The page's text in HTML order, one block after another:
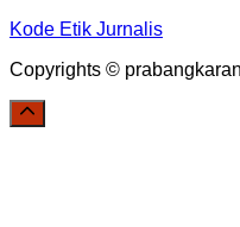
Kode Etik Jurnalis
Copyrights ©